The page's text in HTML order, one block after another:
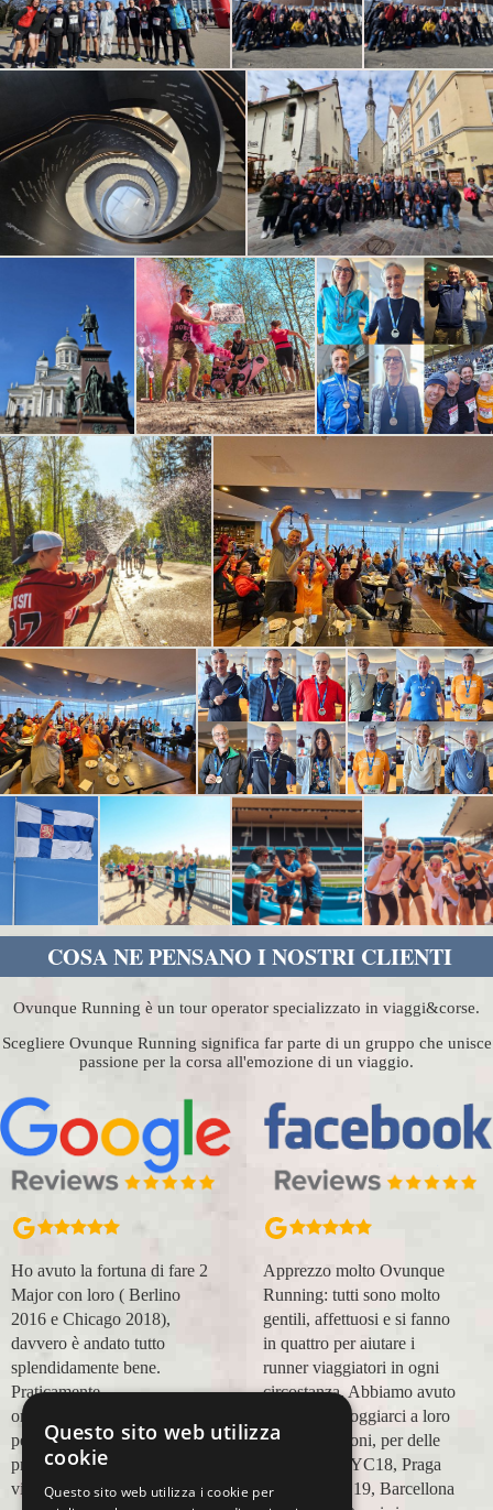
COSA NE PENSANO I NOSTRI CLIENTI
Ovunque Running è un tour operator specializzato in viaggi&corse.
Scegliere Ovunque Running significa far parte di un gruppo che unisce
passione per la corsa all'emozione di un viaggio.
Ho avuto la fortuna di fare 2
Major con loro ( Berlino
2016 e Chicago 2018),
davvero è andato tutto
splendidamente bene.
Praticamente
organizzazione
perfetta,dalla
prenotazione,mesi prima,al
viaggio.
Apprezzo molto Ovunque
Running: tutti sono molto
gentili, affettuosi e si fanno
in quattro per aiutare i
runner viaggiatori in ogni
circostanza. Abbiamo avuto
modo di appoggiarci a loro
in più occasioni, per delle
maratone (NYC18, Praga
19, Valencia 19, Barcellona
Questo sito web utilizza
cookie
Questo sito web utilizza i cookie per